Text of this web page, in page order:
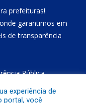
prefeituras!
garantimos em
de transparência
Pública
experiência de
portal, você